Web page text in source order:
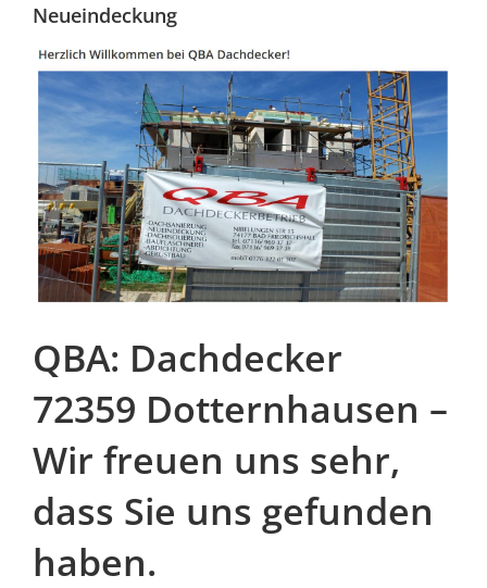
Neueindeckung
QBA: Dachdecker
72359 Dotternhausen –
Wir freuen uns sehr,
dass Sie uns gefunden
haben.